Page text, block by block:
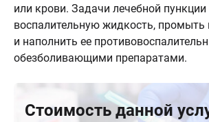
или крови. Задачи лечебной
воспалительную жидкость, промыть
и наполнить ее
обезболивающими препаратами.
Стоимость данной